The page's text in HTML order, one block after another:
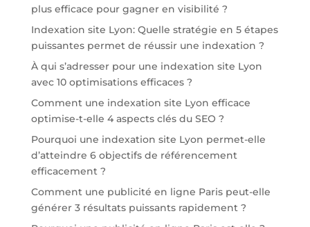
plus efficace pour gagner en visibilité ?
Indexation site Lyon: Quelle stratégie en 5 étapes
puissantes permet de réussir une indexation ?
À qui s’adresser pour une indexation site Lyon
avec 10 optimisations efficaces ?
Comment une indexation site Lyon efficace
optimise-t-elle 4 aspects clés du SEO ?
Pourquoi une indexation site Lyon permet-elle
d’atteindre 6 objectifs de référencement
efficacement ?
Comment une publicité en ligne Paris peut-elle
générer 3 résultats puissants rapidement ?